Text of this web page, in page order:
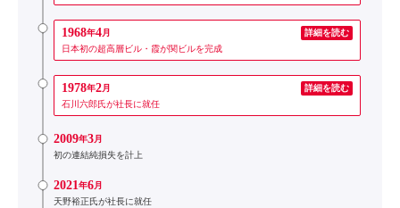
1968年4月
詳細を読む
日本初の超高層ビル・霞が関ビルを完成
1978年2月
詳細を読む
石川六郎氏が社長に就任
2009年3月
初の連結純損失を計上
2021年6月
天野裕正氏が社長に就任